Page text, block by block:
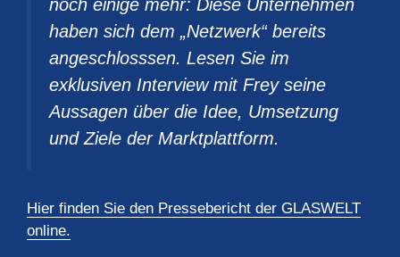
noch einige mehr: Diese Unternehmen
haben sich dem „Netzwerk“ bereits
angeschlosssen. Lesen Sie im
exklusiven Interview mit Frey seine
Aussagen über die Idee, Umsetzung
und Ziele der Marktplattform.
Hier finden Sie den Pressebericht der GLASWELT
online.